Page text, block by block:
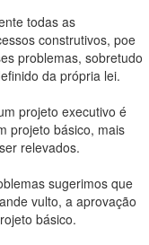
todas as
construtivos, poe
problemas, sobretudo
da própria lei.
projeto executivo é
projeto básico, mais
relevados.
sugerimos que
vulto, a aprovação
básico.